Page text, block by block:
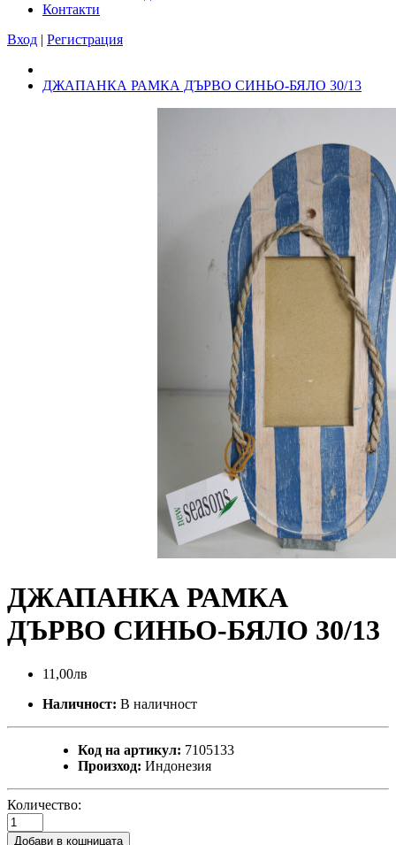
Контакти
Вход | Регистрация
ДЖАПАНКА РАМКА ДЪРВО СИНЬО-БЯЛО 30/13
ДЖАПАНКА РАМКА
ДЪРВО СИНЬО-БЯЛО 30/13
11,00лв
Наличност: В наличност
Код на артикул: 7105133
Произход: Индонезия
Количество:
Добави в кошницата